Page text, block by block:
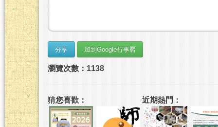
瀏覽次數：1138
猜您喜歡： 近期熱門：